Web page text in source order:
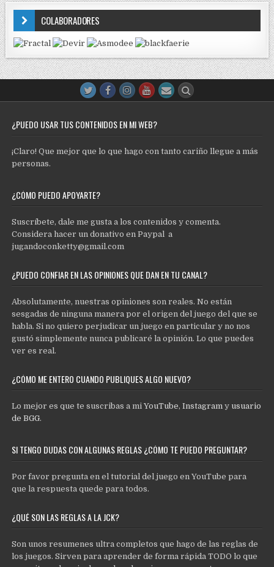
COLABORADORES
¿PUEDO USAR TUS CONTENIDOS EN MI WEB?
¡Claro! Que mejor que lo que hago con tanto cariño llegue a más
personas.
¿CÓMO PUEDO APOYARTE?
Suscríbete, dale me gusta a los contenidos y comenta.
Considera hacer un donativo en Paypal a
jugandoconketty@gmail.com
¿PUEDO CONFIAR EN LAS OPINIONES QUE DAN EN TU CANAL?
Absolutamente, nuestras opiniones son reales. No están
sesgadas de ninguna manera por el origen del juego del que se
habla. Si no quiero perjudicar un juego en particular y no nos
gustó simplemente nunca publicaré la opinión. Lo que puedes
ver es real.
¿CÓMO ME ENTERO CUANDO PUBLIQUES ALGO NUEVO?
Lo mejor es que te suscribas a miYouTube,Instagram y usuario
de BGG.
SI TENGO DUDAS CON ALGUNAS REGLAS ¿CÓMO TE PUEDO PREGUNTAR?
Por favor pregunta en el tutorial del juego en YouTube para
que la respuesta quede para todos.
¿QUÉ SON LAS REGLAS A LA JCK?
Son unos resumenes ultra completos que hago de las reglas de
los juegos. Sirven para aprender de forma rápida TODO lo que